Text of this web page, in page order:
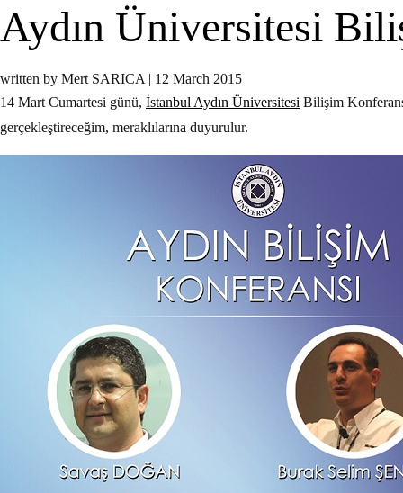
Aydın Üniversitesi
written by Mert SARICA | 12 March 2015
14 Mart Cumartesi günü, İstanbul Aydın Üniversitesi Bilişim
gerçekleştireceğim, meraklılarına duyurulur.